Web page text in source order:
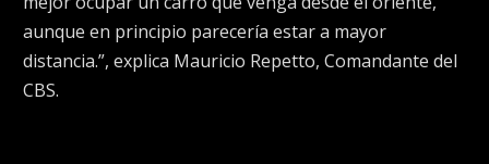
aunque en principio parecería estar a mayor
distancia.”, explica Mauricio Repetto, Comandante del
CBS.